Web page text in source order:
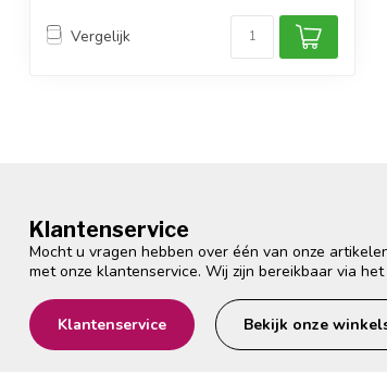
Vergelijk
Klantenservice
Mocht u vragen hebben over één van onze
met onze klantenservice. Wij zijn bereikbaar via
Klantenservice Bekijk onze